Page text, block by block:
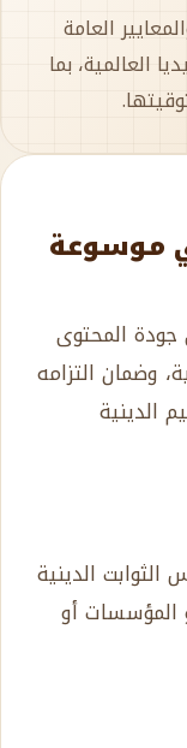
العامة
العالمية، بما
موسوعة
المحتوى
وضمان التزامه
الدينية
الدينية
المؤسسات أو